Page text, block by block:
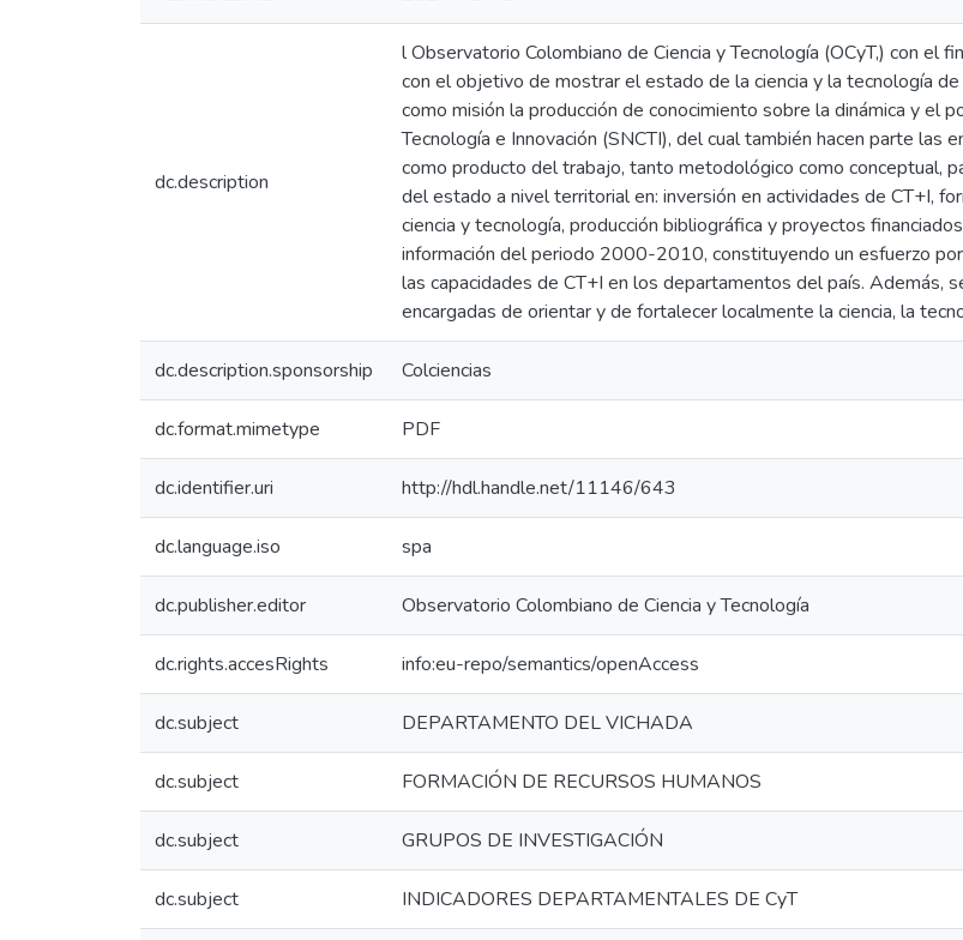
dc.description
l Observatorio Colombiano de Ciencia y Tecnología (OCyT,) con el
con el objetivo de mostrar el estado de la ciencia y la tecnología
como misión la producción de conocimiento sobre la dinámica y el
Tecnología e Innovación (SNCTI), del cual también hacen parte
como producto del trabajo, tanto metodológico como conceptual,
del estado a nivel territorial en: inversión en actividades de CT+I,
ciencia y tecnología, producción bibliográfica y proyectos
información del periodo 2000-2010, constituyendo un esfuerzo
las capacidades de CT+I en los departamentos del país. Además,
encargadas de orientar y de fortalecer localmente la ciencia, la
dc.description.sponsorship Colciencias
dc.format.mimetype PDF
dc.identifier.uri http://hdl.handle.net/11146/643
dc.language.iso spa
dc.publisher.editor Observatorio Colombiano de Ciencia y Tecnología
dc.rights.accesRights info:eu-repo/semantics/openAccess
dc.subject DEPARTAMENTO DEL VICHADA
dc.subject FORMACIÓN DE RECURSOS HUMANOS
dc.subject GRUPOS DE INVESTIGACIÓN
dc.subject INDICADORES DEPARTAMENTALES DE CyT